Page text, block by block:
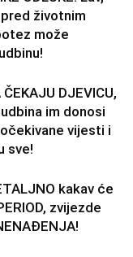
životnim
može
DJEVICU,
im donosi
vijesti i
sve!
kakav će
zvijezde